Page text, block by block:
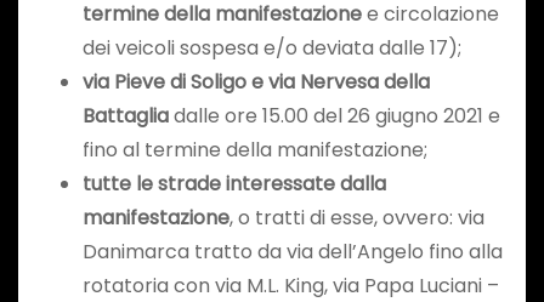
termine della manifestazionee circolazione
dei veicoli sospesa e/o deviata dalle 17);
via Pieve di Soligo e via Nervesa della
Battagliadalle ore 15.00 del 26 giugno 2021 e
fino al termine della manifestazione;
tutte le strade interessate dalla
manifestazione, o tratti di esse, ovvero: via
Danimarca tratto da via dell’Angelo fino alla
rotatoria con via M.L. King, via Papa Luciani –